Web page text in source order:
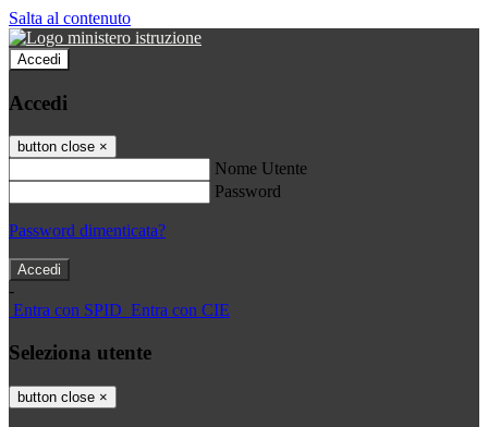
Salta al contenuto
Accedi
Accedi
button close ×
Nome Utente
Password
Password dimenticata?
-
Entra con SPID Entra con CIE
Seleziona utente
button close ×